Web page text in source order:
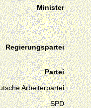
Minister
Regierungspartei
Partei
Arbeiterpartei
SPD